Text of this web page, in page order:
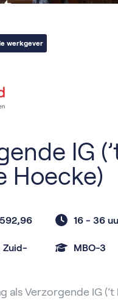
werkgever
IG
Hoecke)
16 - 36
Zuid-
MBO-3
als Verzorgende IG (’t